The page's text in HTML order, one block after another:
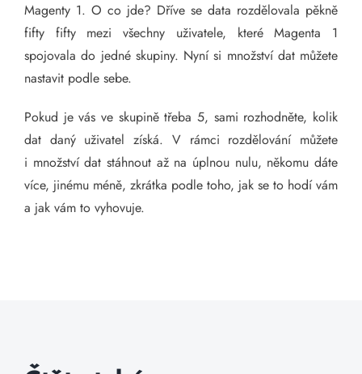
Magenty 1. O co jde? Dříve se data rozdělovala pěkně
fifty fifty mezi všechny uživatele, které Magenta 1
spojovala do jedné skupiny. Nyní si množství dat můžete
nastavit podle sebe.
Pokud je vás ve skupině třeba 5, sami rozhodněte, kolik
dat daný uživatel získá. V rámci rozdělování můžete
i množství dat stáhnout až na úplnou nulu, někomu dáte
více, jinému méně, zkrátka podle toho, jak se to hodí vám
a jak vám to vyhovuje.